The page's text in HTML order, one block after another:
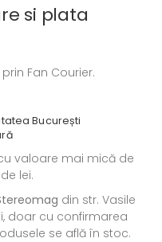
si plata
prin Fan Courier.
București
valoare mai mică de
lei.
din str. Vasile
doar cu confirmarea
se află în stoc.